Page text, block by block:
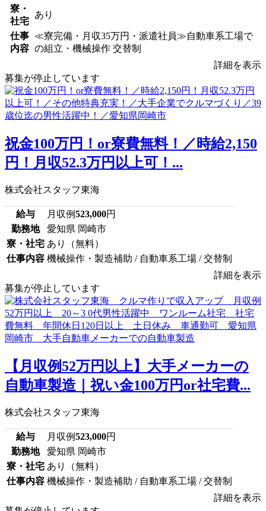
寮・
社宅
あり
仕事
内容
≪寮完備・月収35万円・派遣社員≫自動車系工場で
の組立・機械操作 交替制
詳細を表示
募集が停止しています
祝金100万円！or寮費無料！／時給2,150
円！月収52.3万円以上可！...
株式会社スタッフ東海
給与 月収例523,000円
勤務地
愛知県 岡崎市
寮・社宅 あり（無料）
仕事内容 機械操作・製造補助 / 自動車系工場 / 交替制
詳細を表示
募集が停止しています
【月収例52万円以上】大手メーカーの
自動車製造｜祝い金100万円or社宅費...
株式会社スタッフ東海
給与 月収例523,000円
勤務地
愛知県 岡崎市
寮・社宅 あり（無料）
仕事内容 機械操作・製造補助 / 自動車系工場 / 交替制
詳細を表示